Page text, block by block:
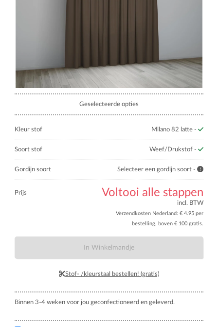
Geselecteerde opties
Kleur stof Milano 82 latte -
Soort stof Weef/Drukstof -
Gordijn soort Selecteer een gordijn soort -
Prijs Voltooi alle stappen
incl. BTW
Verzendkosten Nederland: € 4.95 per
bestelling, boven € 100 gratis.
In Winkelmandje
Stof- /kleurstaal bestellen! (gratis)
Binnen 3-4 weken voor jou geconfectioneerd en geleverd.